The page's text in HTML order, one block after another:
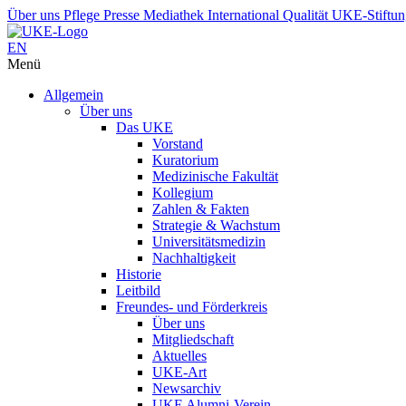
Über uns Pflege Presse Mediathek International Qualität UKE-
EN
Menü
Allgemein
Über uns
Das UKE
Vorstand
Kuratorium
Medizinische Fakultät
Kollegium
Zahlen & Fakten
Strategie & Wachstum
Universitätsmedizin
Nachhaltigkeit
Historie
Leitbild
Freundes- und Förderkreis
Über uns
Mitgliedschaft
Aktuelles
UKE-Art
Newsarchiv